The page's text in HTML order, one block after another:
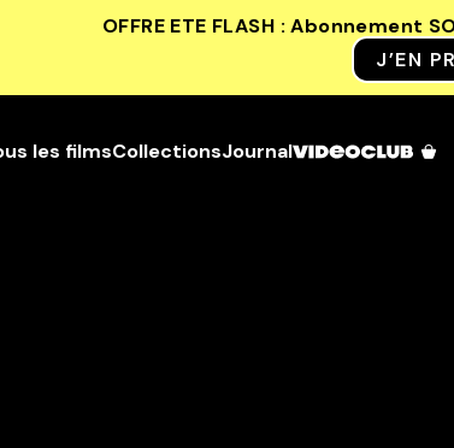
OFFRE ETE FLASH : Abonnement
J’EN
les filmsCollectionsJournal